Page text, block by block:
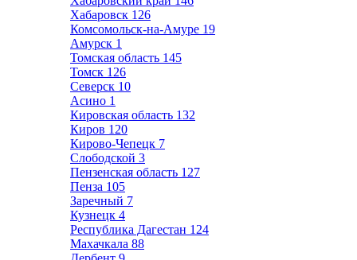
Хабаровск 126
Комсомольск-на-Амуре 19
Амурск 1
Томская область 145
Томск 126
Северск 10
Асино 1
Кировская область 132
Киров 120
Кирово-Чепецк 7
Слободской 3
Пензенская область 127
Пенза 105
Заречный 7
Кузнецк 4
Республика Дагестан 124
Махачкала 88